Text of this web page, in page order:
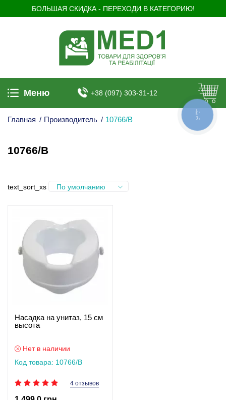
БОЛЬШАЯ СКИДКА - ПЕРЕХОДИ В КАТЕГОРИЮ!
Меню +38 (097) 303-31-12
Главная / Производитель / 10766/B
10766/B
text_sort_xs По умолчанию
Насадка на унитаз, 15 см
высота
Нет в наличии
Код товара: 10766/B
4 отзывов
КНОПКА
ЗВ'ЯЗКУ